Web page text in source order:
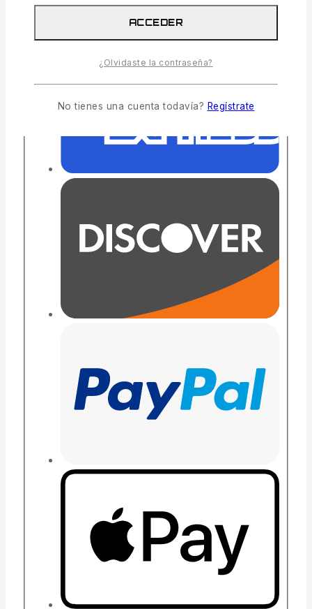
ACCEDER
¿Olvidaste la contraseña?
No tienes una cuenta todavía? Regístrate